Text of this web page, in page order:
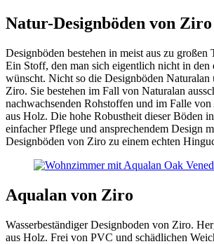
Natur-Designböden von Ziro
Designböden bestehen in meist aus zu großen
Ein Stoff, den man sich eigentlich nicht in den
wünscht. Nicht so die Designböden Naturalan
Ziro. Sie bestehen im Fall von Naturalan
nachwachsenden Rohstoffen und im Falle
aus Holz. Die hohe Robustheit dieser Böden
einfacher Pflege und ansprechendem Design
Designböden von Ziro zu einem echten
Aqualan von Ziro
Wasserbeständiger Designboden von Ziro.
aus Holz. Frei von PVC und schädlichen